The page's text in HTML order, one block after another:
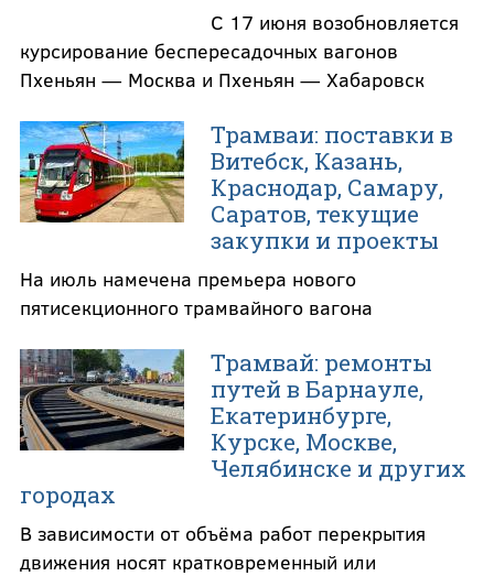
С 17 июня возобновляется
курсирование беспересадочных вагонов
Пхеньян — Москва и Пхеньян — Хабаровск
Трамваи: поставки в
Витебск, Казань,
Краснодар, Самару,
Саратов, текущие
закупки и проекты
На июль намечена премьера нового
пятисекционного трамвайного вагона
Трамвай: ремонты
путей в Барнауле,
Екатеринбурге,
Курске, Москве,
Челябинске и других
городах
В зависимости от объёма работ перекрытия
движения носят кратковременный или